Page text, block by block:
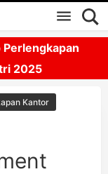
2025
Kantor